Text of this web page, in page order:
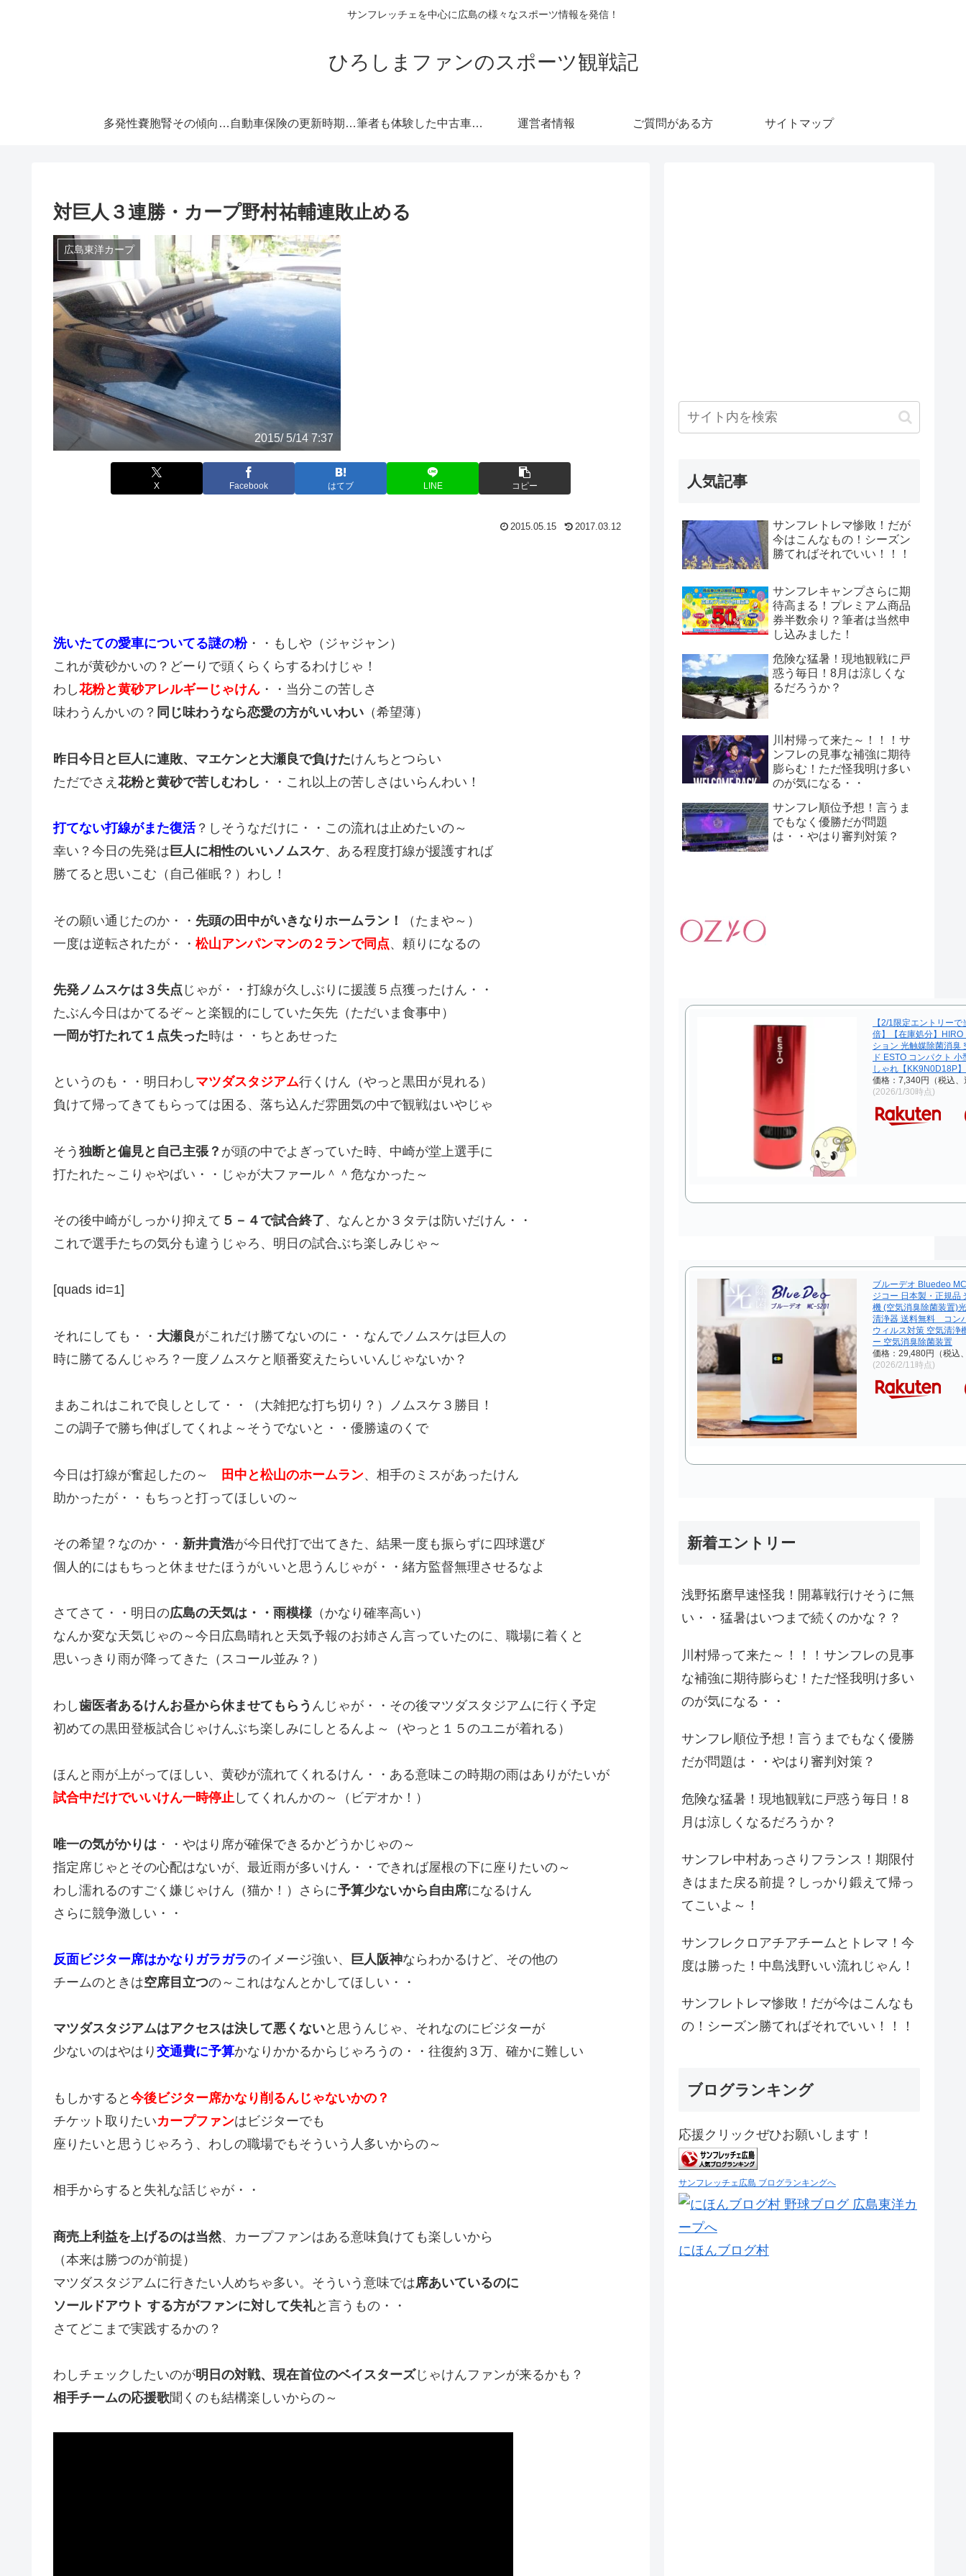
サンフレッチェを中心に広島の様々なスポーツ情報を発信！
ひろしまファンのスポーツ観戦記
多発性嚢胞腎その傾向と対策！大切な『寿命』を伸ばすには早めの処置が必須です！ 自動車保険の更新時期にご注意！危険度が高くなる！忘れると等級にも響きます！ 筆者も体験した中古車情報・トヨタ・軽自動車 広島査定実戦編！ 運営者情報 ご質問がある方 サイトマップ
対巨人３連勝・カープ野村祐輔連敗止める
広島東洋カープ
2015/ 5/14 7:37
X Facebook はてブ LINE コピー
2015.05.15 2017.03.12
洗いたての愛車についてる謎の粉・・もしや（ジャジャン）
これが黄砂かいの？どーりで頭くらくらするわけじゃ！
わし花粉と黄砂アレルギーじゃけん ・・当分この苦しさ
味わうんかいの？ 同じ味わうなら恋愛の方がいいわい （希望薄）
昨日今日と巨人に連敗、マエケンと大瀬良で負けたけんちとつらい
ただでさえ 花粉と黄砂で苦しむわし ・・これ以上の苦しさはいらんわい！
打てない打線がまた復活？しそうなだけに・・この流れは止めたいの～
幸い？今日の先発は 巨人に相性のいいノムスケ、ある程度打線が援護すれば
勝てると思いこむ（自己催眠？）わし！
その願い通じたのか・・ 先頭の田中がいきなりホームラン！
（たまや～）
一度は逆転されたが・・ 松山アンパンマンの２ランで同点、頼りになるの
先発ノムスケは３失点 じゃが・・打線が久しぶりに援護５点獲ったけん・・
たぶん今日はかてるぞ～と楽観的にしていた矢先（ただいま食事中）
一岡が打たれて１点失った時は・・ちとあせった
というのも・・明日わし マツダスタジアム行くけん（やっと黒田が見れる）
負けて帰ってきてもらっては困る、落ち込んだ雰囲気の中で観戦はいやじゃ
そう 独断と偏見と自己主張？ が頭の中でよぎっていた時、中崎が堂上選手に
打たれた～こりゃやばい・・じゃが大ファール＾＾危なかった～
その後中崎がしっかり抑えて ５－４で試合終了 、なんとか３タテは防いだけん・・
これで選手たちの気分も違うじゃろ、明日の試合ぶち楽しみじゃ～
[quads id=1]
それにしても・・ 大瀬良がこれだけ勝てないのに・・なんでノムスケは巨人の
時に勝てるんじゃろ？一度ノムスケと順番変えたらいいんじゃないか？
まあこれはこれで良しとして・・（大雑把な打ち切り？）ノムスケ３勝目！
この調子で勝ち伸ばしてくれよ～そうでないと・・優勝遠のくで
今日は打線が奮起したの～ 田中と松山のホームラン、相手のミスがあったけん
助かったが・・もちっと打ってほしいの～
その希望？なのか・・ 新井貴浩が今日代打で出てきた、結果一度も振らずに四球選び
個人的にはもちっと休ませたほうがいいと思うんじゃが・・緒方監督無理させるなよ
さてさて・・明日の広島の天気は・・雨模様（かなり確率高い）
なんか変な天気じゃの～今日広島晴れと天気予報のお姉さん言っていたのに、職場に着くと
思いっきり雨が降ってきた（スコール並み？）
わし歯医者あるけんお昼から休ませてもらう んじゃが・・その後マツダスタジアムに行く予定
初めての黒田登板試合じゃけんぶち楽しみにしとるんよ～（やっと１５のユニが着れる）
ほんと雨が上がってほしい、黄砂が流れてくれるけん・・ある意味この時期の雨はありがたいが
試合中だけでいいけん一時停止 してくれんかの～（ビデオか！）
唯一の気がかりは ・・やはり席が確保できるかどうかじゃの～
指定席じゃとその心配はないが、最近雨が多いけん・・できれば屋根の下に座りたいの～
わし濡れるのすごく嫌じゃけん（猫か！）さらに予算少ないから自由席になるけん
さらに競争激しい・・
反面ビジター席はかなりガラガラのイメージ強い、 巨人阪神ならわかるけど、その他の
チームのときは空席目立つの～これはなんとかしてほしい・・
マツダスタジアムはアクセスは決して悪くないと思うんじゃ、それなのにビジターが
少ないのはやはり 交通費に予算かなりかかるからじゃろうの・・往復約３万、確かに難しい
もしかすると 今後ビジター席かなり削るんじゃないかの？
チケット取りたいカープファンはビジターでも
座りたいと思うじゃろう、わしの職場でもそういう人多いからの～
相手からすると失礼な話じゃが・・
商売上利益を上げるのは当然、カープファンはある意味負けても楽しいから
（本来は勝つのが前提）
マツダスタジアムに行きたい人めちゃ多い。そういう意味では席あいているのに
ソールドアウト する方がファンに対して失礼と言うもの・・
さてどこまで実践するかの？
わしチェックしたいのが明日の対戦、現在首位のベイスターズじゃけんファンが来るかも？
相手チームの応援歌聞くのも結構楽しいからの～
人気記事
サンフレトレマ惨敗！だが
今はこんなもの！シーズン
勝てればそれでいい！！！
サンフレキャンプさらに期
待高まる！プレミアム商品
券半数余り？筆者は当然申
し込みました！
危険な猛暑！現地観戦に戸
惑う毎日！8月は涼しくな
るだろうか？
川村帰って来た～！！！サ
ンフレの見事な補強に期待
膨らむ！ただ怪我明け多い
のが気になる・・
サンフレ順位予想！言うま
でもなく優勝だが問題
は・・やはり審判対策？
【2/1限定エントリー
倍】【在庫処分】HIRO
ション 光触媒除菌消臭
ド ESTO コンパクト
しゃれ【KK9N0D18P】
価格：7,340円（税込、
(2026/1/30時点)
ブルーデオ Bluedeo
ジコー 日本製・正規品
機 (空気消臭除菌装置)
清浄器 送料無料 コン
ウィルス対策 空気清浄
ー 空気消臭除菌装置
価格：29,480円（税込
(2026/2/11時点)
新着エントリー
浅野拓磨早速怪我！開幕戦行けそうに無
い・・猛暑はいつまで続くのかな？？
川村帰って来た～！！！サンフレの見事
な補強に期待膨らむ！ただ怪我明け多い
のが気になる・・
サンフレ順位予想！言うまでもなく優勝
だが問題は・・やはり審判対策？
危険な猛暑！現地観戦に戸惑う毎日！8
月は涼しくなるだろうか？
サンフレ中村あっさりフランス！期限付
きはまた戻る前提？しっかり鍛えて帰っ
てこいよ～！
サンフレクロアチアチームとトレマ！今
度は勝った！中島浅野いい流れじゃん！
サンフレトレマ惨敗！だが今はこんなも
の！シーズン勝てればそれでいい！！！
ブログランキング
応援クリックぜひお願いします！
サンフレッチェ広島 ブログランキングへ
にほんブログ村